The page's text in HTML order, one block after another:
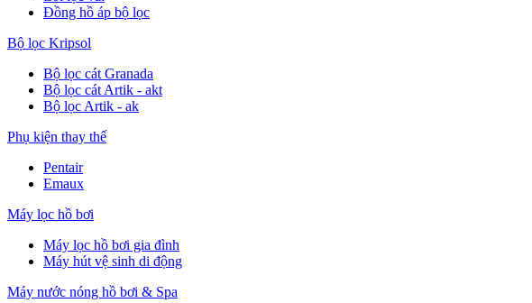
Đồng hồ áp bộ lọc
Bộ lọc Kripsol
Bộ lọc cát Granada
Bộ lọc cát Artik - akt
Bộ lọc Artik - ak
Phụ kiện thay thế
Pentair
Emaux
Máy lọc hồ bơi
Máy lọc hồ bơi gia đình
Máy hút vệ sinh di động
Máy nước nóng hồ bơi & Spa